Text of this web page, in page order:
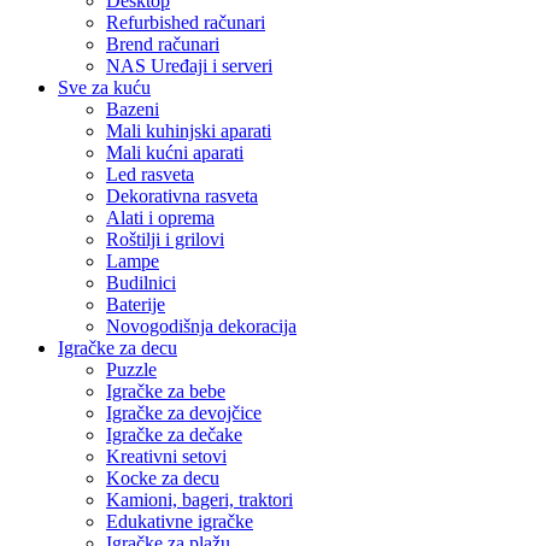
Refurbished računari
Brend računari
NAS Uređaji i serveri
Sve za kuću
Bazeni
Mali kuhinjski aparati
Mali kućni aparati
Led rasveta
Dekorativna rasveta
Alati i oprema
Roštilji i grilovi
Lampe
Budilnici
Baterije
Novogodišnja dekoracija
Igračke za decu
Puzzle
Igračke za bebe
Igračke za devojčice
Igračke za dečake
Kreativni setovi
Kocke za decu
Kamioni, bageri, traktori
Edukativne igračke